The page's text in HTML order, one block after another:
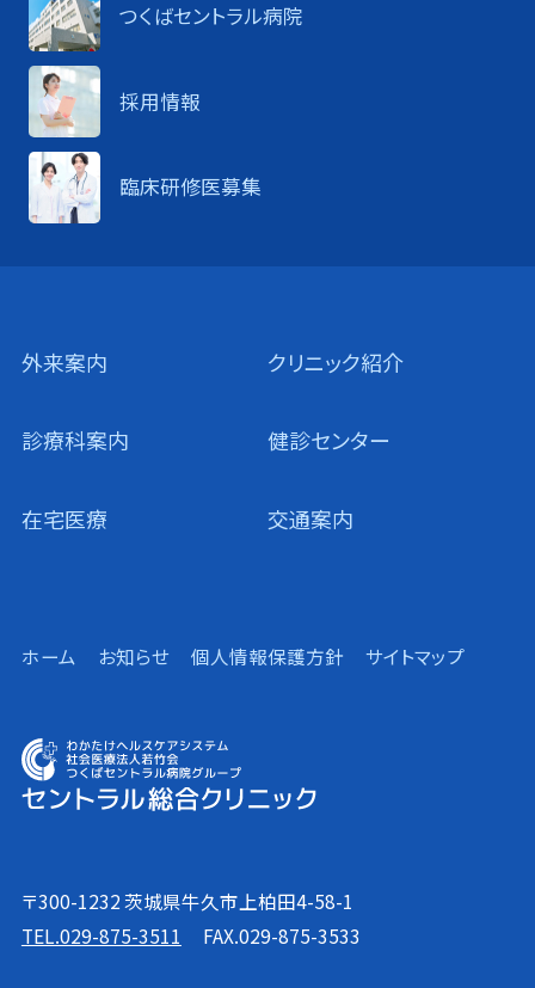
つくばセントラル病院
採用情報
臨床研修医募集
外来案内 クリニック紹介
診療科案内 健診センター
在宅医療 交通案内
ホーム お知らせ 個人情報保護方針 サイトマップ
〒300-1232 茨城県牛久市上柏田4-58-1
TEL.029-875-3511
FAX.029-875-3533